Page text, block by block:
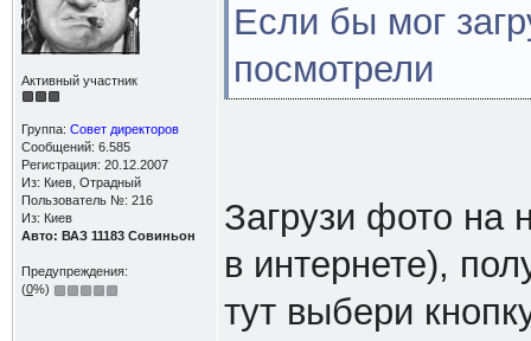
Активный участник
Группа: Совет директоров
Сообщений: 6.585
Регистрация: 20.12.2007
Из: Киев, Отрадный
Пользователь №: 216
Из: Киев
Авто: ВАЗ 11183 Совиньон
Предупреждения:
(0%)
Если бы мог
посмотрели
Загрузи фото на
в интернете),
тут выбери